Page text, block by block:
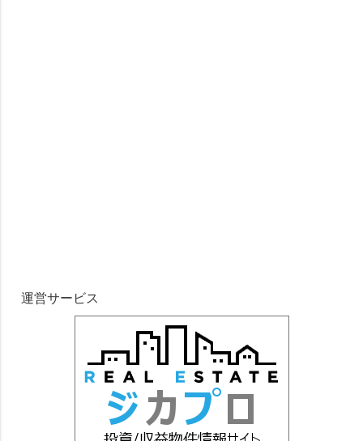
運営サービス